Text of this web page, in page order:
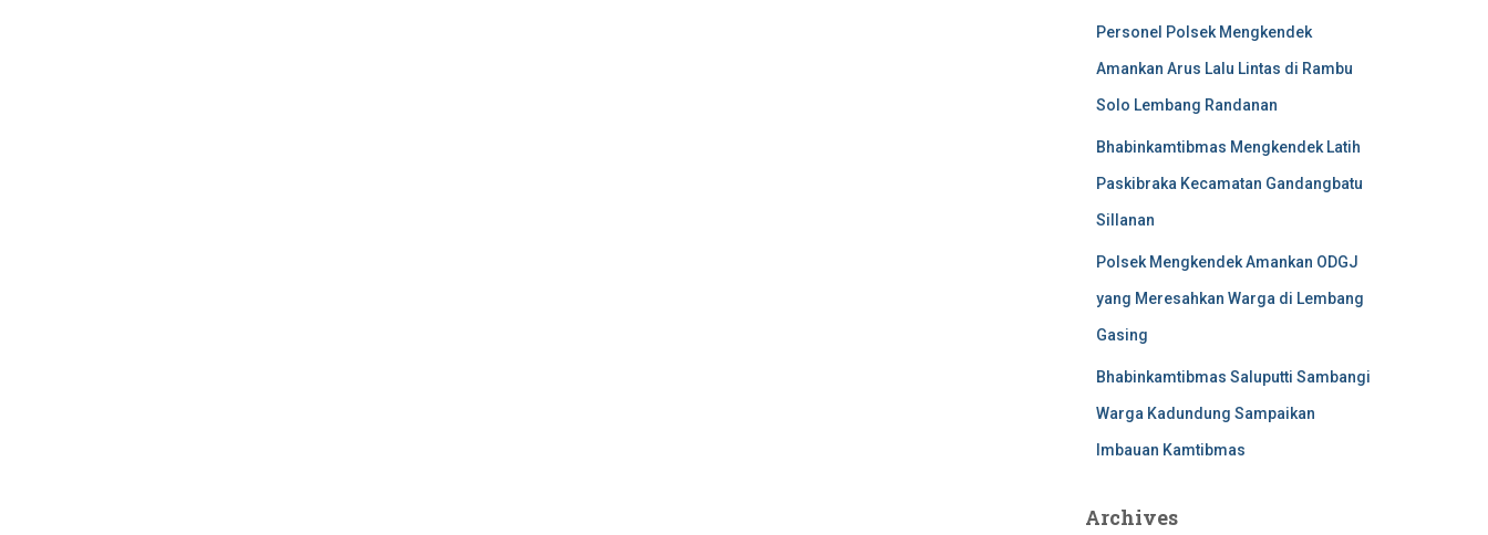
Personel Polsek Mengkendek
Amankan Arus Lalu Lintas di Rambu
Solo Lembang Randanan
Bhabinkamtibmas Mengkendek Latih
Paskibraka Kecamatan Gandangbatu
Sillanan
Polsek Mengkendek Amankan ODGJ
yang Meresahkan Warga di Lembang
Gasing
Bhabinkamtibmas Saluputti Sambangi
Warga Kadundung Sampaikan
Imbauan Kamtibmas
Archives